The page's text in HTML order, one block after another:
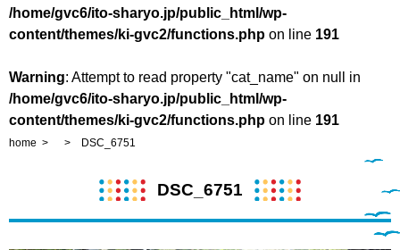
/home/gvc6/ito-sharyo.jp/public_html/wp-
content/themes/ki-gvc2/functions.php on line 191
Warning: Attempt to read property "cat_name" on null in
/home/gvc6/ito-sharyo.jp/public_html/wp-
content/themes/ki-gvc2/functions.php on line 191
home DSC_6751
DSC_6751